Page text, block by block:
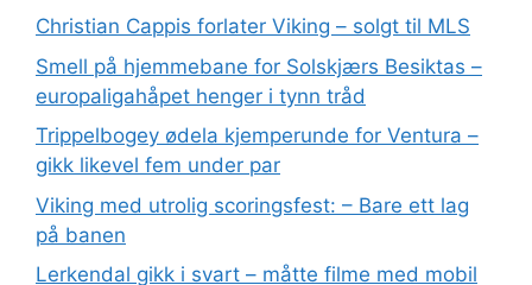
Christian Cappis forlater Viking – solgt til MLS
Smell på hjemmebane for Solskjærs Besiktas –
europaligahåpet henger i tynn tråd
Trippelbogey ødela kjemperunde for Ventura –
gikk likevel fem under par
Viking med utrolig scoringsfest: – Bare ett lag
på banen
Lerkendal gikk i svart – måtte filme med mobil